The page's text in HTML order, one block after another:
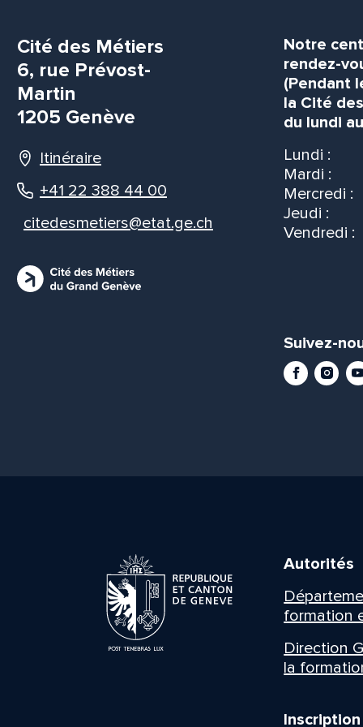
Cité des Métiers
6, rue Prévost-
Martin
1205 Genève
Itinéraire
+41 22 388 44 00
citedesmetiers@etat.ge.ch
Notre
rendez-
(Pendant
la Cité
du lundi
Lundi :
Mardi :
Mercredi :
Jeudi :
Vendredi :
Suivez-
Facebook
Autorités
formation
Direction
la